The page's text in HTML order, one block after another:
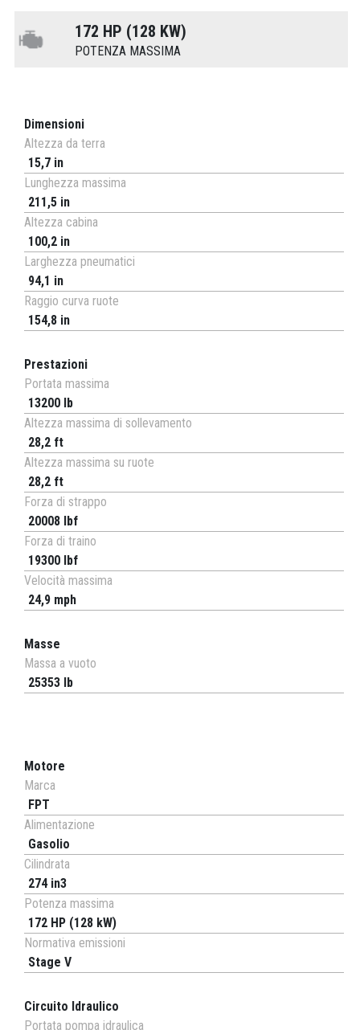
172 HP (128 KW)
POTENZA MASSIMA
Dimensioni
Altezza da terra
15,7 in
Lunghezza massima
211,5 in
Altezza cabina
100,2 in
Larghezza pneumatici
94,1 in
Raggio curva ruote
154,8 in
Prestazioni
Portata massima
13200 lb
Altezza massima di sollevamento
28,2 ft
Altezza massima su ruote
28,2 ft
Forza di strappo
20008 lbf
Forza di traino
19300 lbf
Velocità massima
24,9 mph
Masse
Massa a vuoto
25353 lb
Motore
Marca
FPT
Alimentazione
Gasolio
Cilindrata
274 in3
Potenza massima
172 HP (128 kW)
Normativa emissioni
Stage V
Circuito Idraulico
Portata pompa idraulica